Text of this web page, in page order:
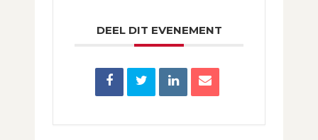
DEEL DIT EVENEMENT